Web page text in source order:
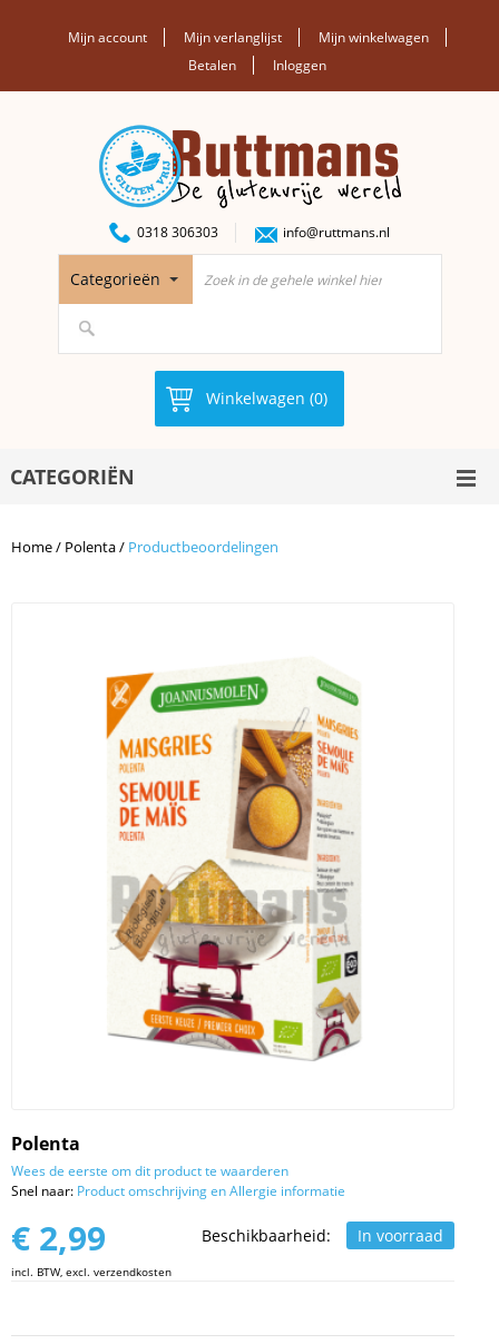
Mijn account Mijn verlanglijst
Mijn winkelwagen
Betalen
Inloggen
0318 306303 info@ruttmans.nl
Categorieën
Winkelwagen (0)
CATEGORIËN
Home/ Polenta/ Productbeoordelingen
Polenta
Wees de eerste om dit product te waarderen
Snel naar: Product omschrijving en Allergie informatie
Beschikbaarheid: In voorraad
€ 2,99
incl. BTW, excl. verzendkosten